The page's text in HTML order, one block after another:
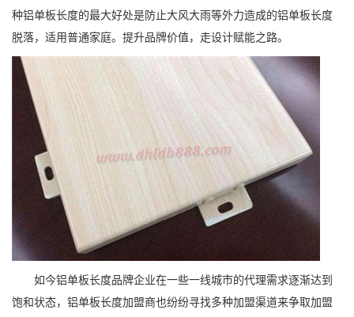
种铝单板长度的最大好处是防止大风大雨等外力造成的铝单板长度
脱落，适用普通家庭。提升品牌价值，走设计赋能之路。
如今铝单板长度品牌企业在一些一线城市的代理需求逐渐达到
饱和状态，铝单板长度加盟商也纷纷寻找多种加盟渠道来争取加盟